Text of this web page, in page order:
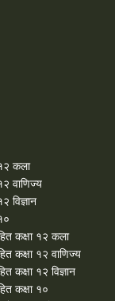
कला
वाणिज्य
विज्ञान
कक्षा १२ कला
कक्षा १२ वाणिज्य
कक्षा १२ विज्ञान
कक्षा १०